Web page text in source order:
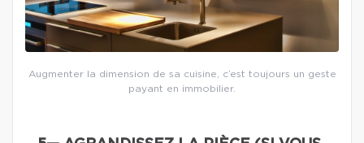
Augmenter la dimension de sa cuisine, c’est toujours un geste
payant en immobilier.